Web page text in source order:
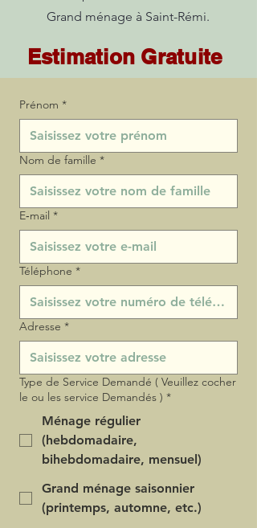
Grand ménage à Saint-Rémi.
Estimation Gratuite
Prénom *
Nom de famille *
E‑mail *
Téléphone *
Adresse *
Type de Service Demandé ( Veuillez cocher
le ou les service Demandés ) *
Ménage régulier
(hebdomadaire,
bihebdomadaire, mensuel)
Grand ménage saisonnier
(printemps, automne, etc.)